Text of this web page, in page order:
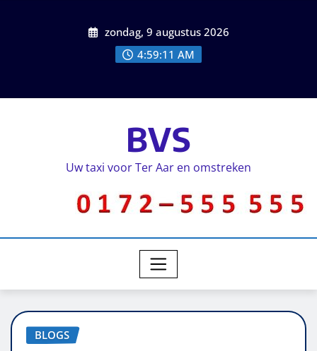
zondag, 9 augustus 2026
4:59:12 AM
BVS
Uw taxi voor Ter Aar en omstreken
BLOGS